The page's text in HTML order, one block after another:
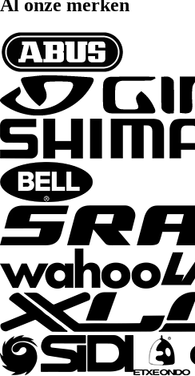
Al onze merken